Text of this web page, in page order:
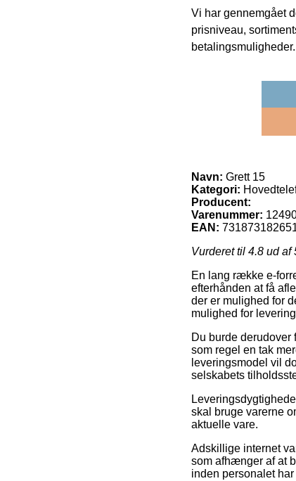
Vi har gennemgået
prisniveau,
betalingsmuligheder.
Navn: Grett 15
Kategori:
Producent:
Varenummer:
EAN:
Vurderet til 4.8 ud af
En lang række e-
efterhånden at få
der er mulighed for
mulighed for
Du burde
som regel en tak
leveringsmodel vil
selskabets
skal bruge varerne
aktuelle vare.
Adskillige internet
som afhænger af at
inden personalet har